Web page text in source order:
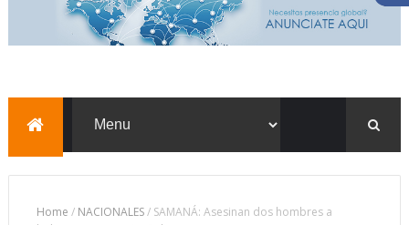
Home / NACIONALES/ SAMANÁ: Asesinan dos hombres a